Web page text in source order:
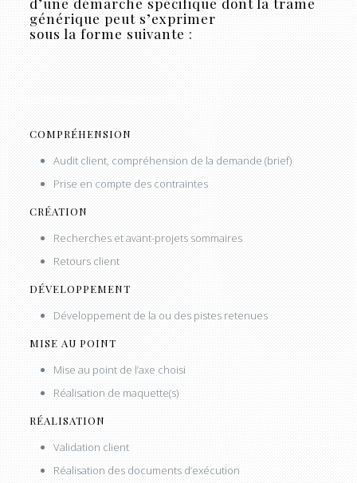
générique peut s’exprimer
sous la forme suivante :
COMPRÉHENSION
Audit client, compréhension de la demande (brief)
Prise en compte des contraintes
CRÉATION
Recherches et avant-projets sommaires
Retours client
DÉVELOPPEMENT
Développement de la ou des pistes retenues
MISE AU POINT
Mise au point de l’axe choisi
Réalisation de maquette(s)
RÉALISATION
Validation client
Réalisation des documents d’exécution